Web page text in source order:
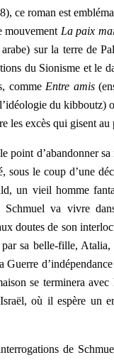
ce roman est
mouvement La paix
sur la terre de
du Sionisme et le
comme Entre amis
du kibboutz)
les excès qui gisent
point d’abandonner
sous le coup d’une
un vieil homme
Schmuel va vivre
doutes de son
sa belle-fille,
se terminera
où il espère un
de